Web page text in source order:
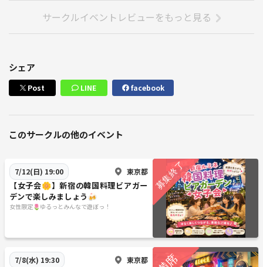
サークルイベントレビューをもっと見る
シェア
Post LINE facebook
このサークルの他のイベント
7/12(日) 19:00 東京都
【女子会🌼】新宿の韓国料理ビアガー
デンで楽しみましょう🍻
女性限定🌷ゆるっとみんなで遊ぼっ！
7/8(水) 19:30 東京都